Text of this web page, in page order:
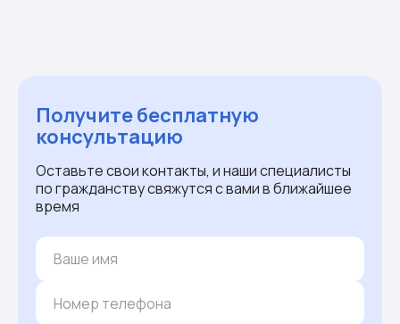
Получите бесплатную
консультацию
Оставьте свои контакты, и наши специалисты
по гражданству свяжутся с вами в ближайшее
время